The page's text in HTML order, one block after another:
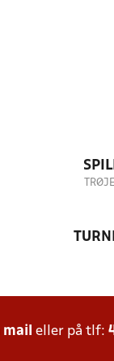
TRØJE
mail eller på tlf: